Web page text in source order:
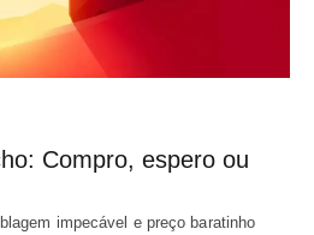
Compro, espero ou
impecável e preço baratinho